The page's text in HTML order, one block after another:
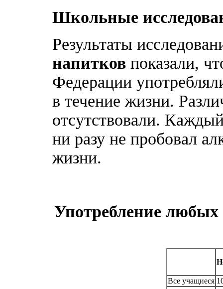
Школьные
Результаты
напитков показали,
Федерации
в течение жизни.
отсутствовали.
ни разу не пробовал
жизни.
Употребление любых
Все учащиеся